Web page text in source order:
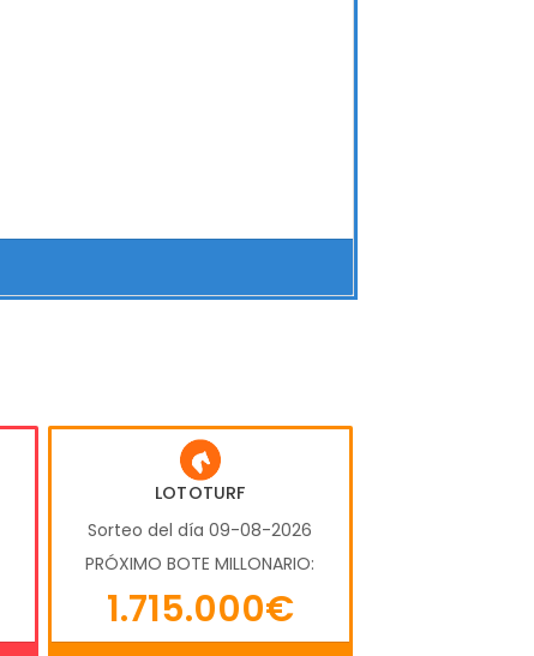
LOTOTURF
Sorteo del día 09-08-2026
PRÓXIMO BOTE MILLONARIO:
1.715.000€